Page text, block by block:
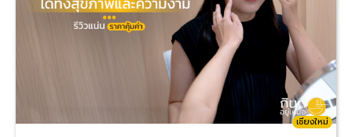
เชียงใหม่